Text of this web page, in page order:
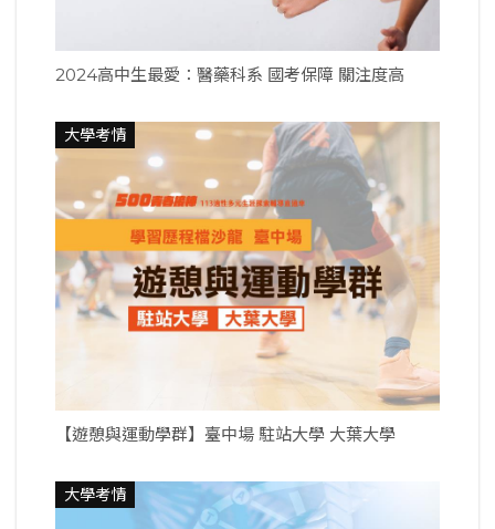
2024高中生最愛：醫藥科系 國考保障 關注度高
大學考情
【遊憩與運動學群】臺中場 駐站大學 大葉大學
大學考情